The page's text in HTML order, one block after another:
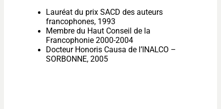
Lauréat du prix SACD des auteurs
francophones, 1993
Membre du Haut Conseil de la
Francophonie 2000-2004
Docteur Honoris Causa de l’INALCO –
SORBONNE, 2005